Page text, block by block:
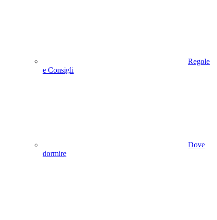
Regole
e Consigli
Dove
dormire